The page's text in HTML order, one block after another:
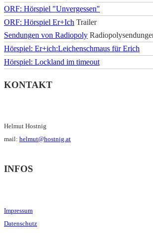
ORF: Hörspiel "Unvergessen"
ORF: Hörspiel Er+Ich Trailer
Sendungen von Radiopoly
Hörspiel: Er+ich:Leichenschmaus für Erich
Hörspiel: Lockland im timeout
KONTAKT
Helmut Hostnig
mail: helmut@hostnig.at
INFOS
Impressum
Datenschutz